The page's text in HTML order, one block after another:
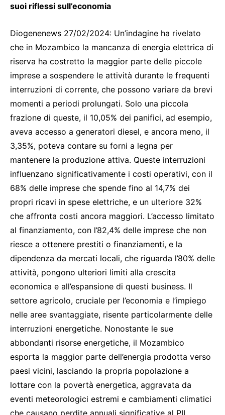
suoi riflessi sull’economia
Diogenenews 27/02/2024: Un’indagine ha rivelato
che in Mozambico la mancanza di energia elettrica di
riserva ha costretto la maggior parte delle piccole
imprese a sospendere le attività durante le frequenti
interruzioni di corrente, che possono variare da brevi
momenti a periodi prolungati. Solo una piccola
frazione di queste, il 10,05% dei panifici, ad esempio,
aveva accesso a generatori diesel, e ancora meno, il
3,35%, poteva contare su forni a legna per
mantenere la produzione attiva. Queste interruzioni
influenzano significativamente i costi operativi, con il
68% delle imprese che spende fino al 14,7% dei
propri ricavi in spese elettriche, e un ulteriore 32%
che affronta costi ancora maggiori. L’accesso limitato
al finanziamento, con l’82,4% delle imprese che non
riesce a ottenere prestiti o finanziamenti, e la
dipendenza da mercati locali, che riguarda l’80% delle
attività, pongono ulteriori limiti alla crescita
economica e all’espansione di questi business. Il
settore agricolo, cruciale per l’economia e l’impiego
nelle aree svantaggiate, risente particolarmente delle
interruzioni energetiche. Nonostante le sue
abbondanti risorse energetiche, il Mozambico
esporta la maggior parte dell’energia prodotta verso
paesi vicini, lasciando la propria popolazione a
lottare con la povertà energetica, aggravata da
eventi meteorologici estremi e cambiamenti climatici
che causano perdite annuali significative al PIL